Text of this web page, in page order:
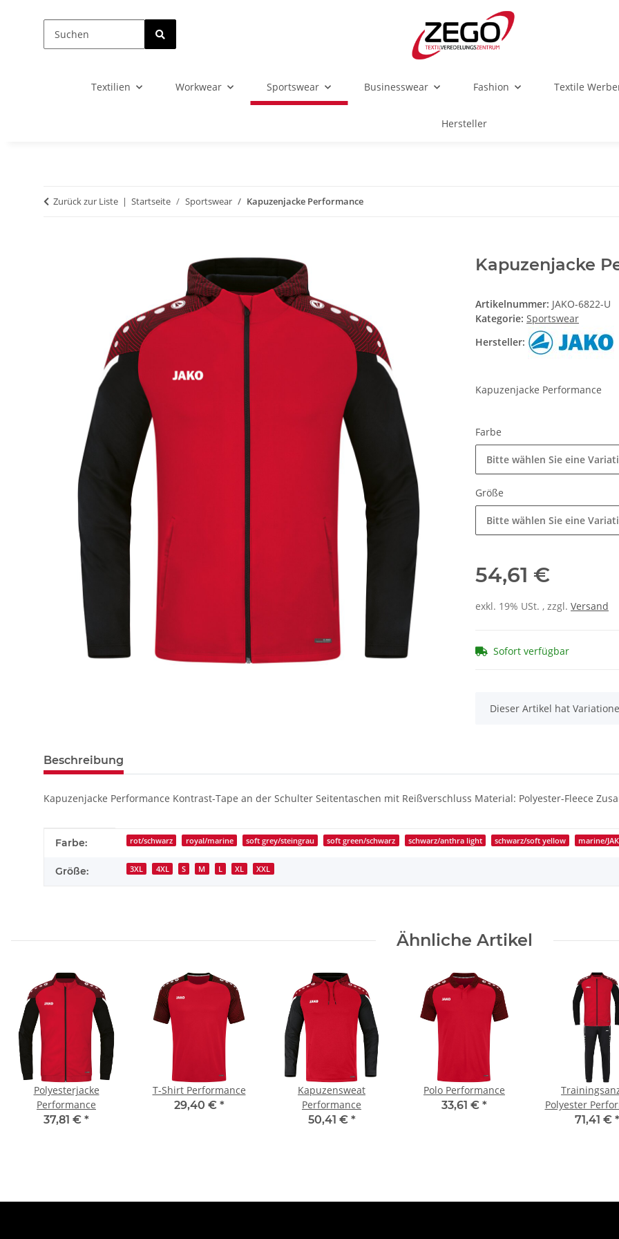
Textilien Workwear Sportswear Businesswear Fashion Textile
Hersteller
Zurück zur Liste Startseite Sportswear Kapuzenjacke Performance
Kapuzenjacke
Artikelnummer: JAKO-6822-U
Kategorie: Sportswear
Hersteller:
Kapuzenjacke Performance
Farbe
Bitte wählen Sie eine
Größe
Bitte wählen Sie eine
54,61 €
exkl. 19% USt. , zzgl. Versand
Sofort verfügbar
x
Dieser Artikel hat
Beschreibung
Kapuzenjacke Performance Kontrast-Tape an der Schulter Seitentaschen mit Reißverschluss Material: Polyester-Fleece
Produkteigenschaft
Wert
Farbe: rot/schwarz royal/marine soft grey/steingrau soft green/schwarz schwarz/anthra light schwarz/soft yellow marine/
Größe: 3XL 4XL S M L XL XXL
Ähnliche Artikel
Polyesterjacke
Performance
37,81 € *
T-Shirt Performance
29,40 € *
Kapuzensweat
Performance
50,41 € *
Polo Performance
33,61 € *
Polyester
71,41 € *